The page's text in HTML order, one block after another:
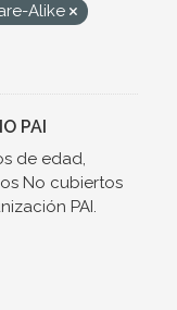
Alike
PAI
de edad,
No cubiertos
PAI.